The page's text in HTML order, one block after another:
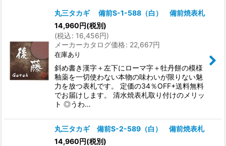
並び順
絞り込む
丸三タカギ 備前S-1-588（白） 備前焼表札
14,960円(税別)
(税込: 16,456円)
メーカーカタログ価格: 22,667円
在庫あり
斜め書き漢字＋左下にローマ字＋牡丹餅の模様
釉薬を一切使わない本物の味わいが限りない魅
力を放つ表札です。 定価の34％OFF+送料無料
でお届けします。 清水焼表札取り付けのメリッ
ト ◎うわ…
丸三タカギ 備前S-2-589（白） 備前焼表札
14,960円(税別)